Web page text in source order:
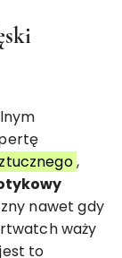
,
nawet gdy
waży
to